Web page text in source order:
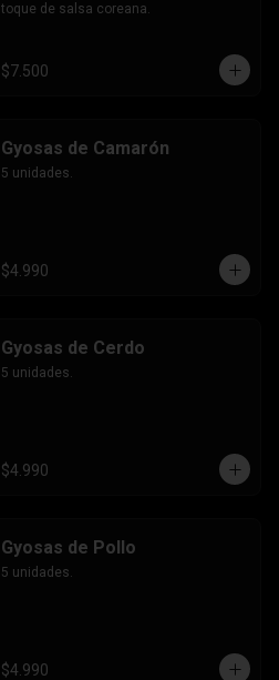
toque de salsa coreana.
$7.500
Gyosas de Camarón
5 unidades.
$4.990
Gyosas de Cerdo
5 unidades.
$4.990
Gyosas de Pollo
5 unidades.
$4.990